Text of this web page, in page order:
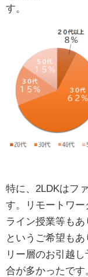
す。
特に、2LDKはフ
す。リモートワ
ライン授業等も
というご希望も
リー層のお引越
合が多かったで